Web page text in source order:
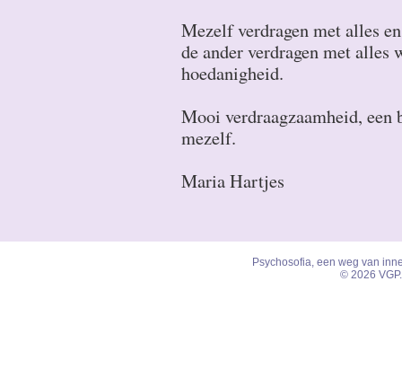
Mezelf verdragen met alles
de ander verdragen met
hoedanigheid.
Mooi verdraagzaamheid,
mezelf.
Maria Hartjes
Psychosofia, een weg van
© 2026